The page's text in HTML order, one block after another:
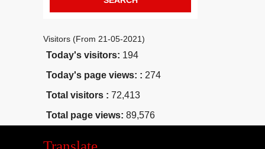
Visitors (From 21-05-2021)
Today's visitors: 194
Today's page views: : 274
Total visitors : 72,413
Total page views: 89,576
Translate